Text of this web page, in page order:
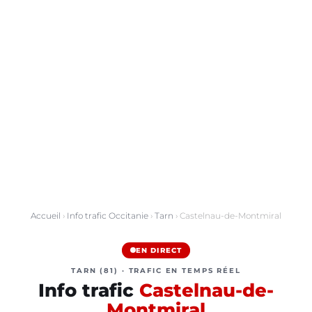
Accueil › Info trafic Occitanie › Tarn › Castelnau-de-Montmiral
EN DIRECT
TARN (81) · TRAFIC EN TEMPS RÉEL
Info trafic Castelnau-de-